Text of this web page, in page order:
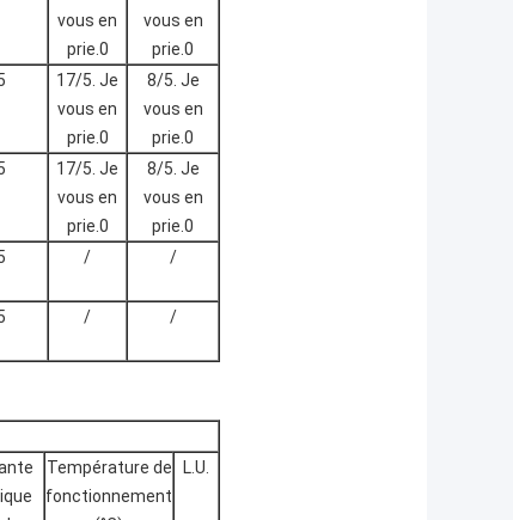
vous en
prie.0
vous en
prie.0
17/5. Je
vous en
prie.0
8/5. Je
vous en
prie.0
17/5. Je
vous en
prie.0
8/5. Je
vous en
prie.0
/ /
/ /
Température de
fonctionnement
L.U.